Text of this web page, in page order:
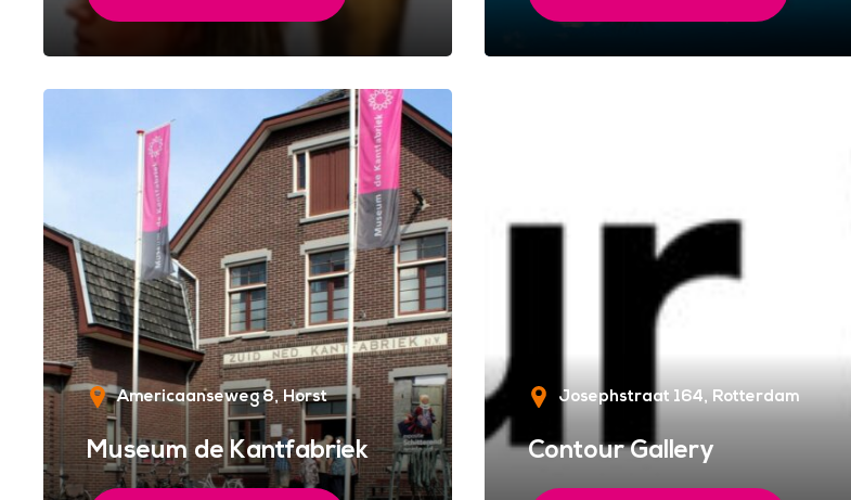
Americaanseweg 8 Horst
Museum de Kantfabriek
Josephstraat 164 Rotterdam
Contour Gallery